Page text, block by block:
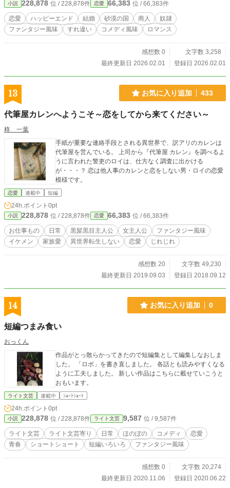
小説 228,878 位 / 228,878件 恋愛 66,383 位 / 66,383件
恋愛 ハッピーエンド 結婚 砂漠の国 商人
奴隷
ファンタジー風味
すれ違い コメディ風味 ロマンス
感想数 0
文字数 3,258
最終更新日 2026.02.01
登録日 2026.02.01
13 お気に入り追加 433
代筆屋カレンへようこそ～恋をしてから来てください～
柊 一葉
手紙が重要な連絡手段とされる異世界で、訳アリのカレンは
代筆屋を営んでいる。 上司から『代筆屋 カレン』を調べるよ
うに言われた警吏のロイは、仕方なく調査に出かける
が・・・？ 恋は他人事のカレンと恋をしない男・ロイの恋愛
模様です。
恋愛 連載中 短編
24h.ポイント 0pt
小説 228,878 位 / 228,878件 恋愛 66,383 位 / 66,383件
お仕事もの 日常 黒髪黒目主人公 女主人公
ファンタジー風味
イケメン
家族愛 異世界転生しない 恋愛 じれじれ
感想数 20
文字数 49,230
最終更新日 2019.09.03
登録日 2018.09.12
14 お気に入り追加 0
短編つまみ食い
おっくん
作品がとっ散らかってきたので短編集として編集しなおしま
した。 「ロボ」を書き直しました。 各話とも読みやすくなる
ように工夫しました。 新しい作品はこちらに載せていこうと
おもいます。
ライト文芸 連載中 ｼｮｰﾄｼｮｰﾄ
24h.ポイント 0pt
小説 228,878 位 / 228,878件 ライト文芸 9,587 位 / 9,587件
ライト文芸 ライト文芸寄り 日常 ほのぼの コメディ
恋愛
青春
ショートショート 短編いろいろ ファンタジー風味
感想数 0
文字数 20,274
最終更新日 2020.11.06
登録日 2020.06.22